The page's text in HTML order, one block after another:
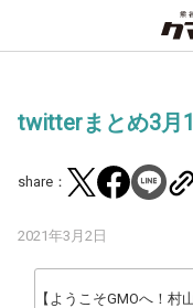
twitterまとめ3月
share：
2021年3月2日
【ようこそGMOへ！